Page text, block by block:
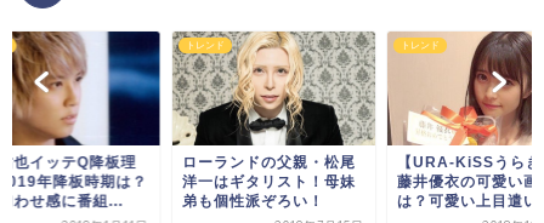
也イッテQ降板理
年降板時期は？
わせ感に番組...
トレンド
ローランドの父親・松尾
洋一はギタリスト！母妹
弟も個性派ぞろい！
トレンド
【URA-KiSSうらき
藤井優衣の可愛い画
は？可愛い上目遣い